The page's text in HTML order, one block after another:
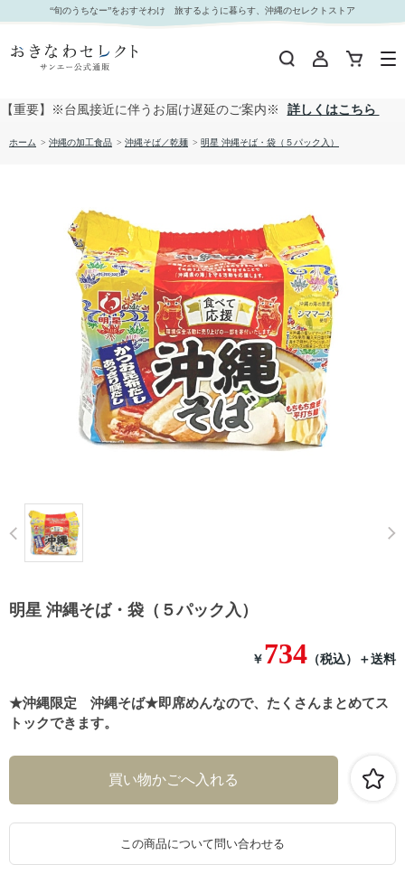
明星 沖縄そば・袋（５パック入）｜おきなわセレクト サンエー公式通販
“旬のうちなー”をおすそわけ 旅するように暮らす、沖縄のセレクトストア
【重要】※台風接近に伴うお届け遅延のご案内※ 詳しくはこちら
ホーム > 沖縄の加工食品 > 沖縄そば／乾麺 > 明星 沖縄そば・袋（５パック入）
Prev
明星 沖縄そば・袋（５パック入）
★沖縄限定 沖縄そば★即席めんなので、たくさんまとめてス
トックできます。
￥ 734 （税込） ＋送料
この商品について問い合わせる